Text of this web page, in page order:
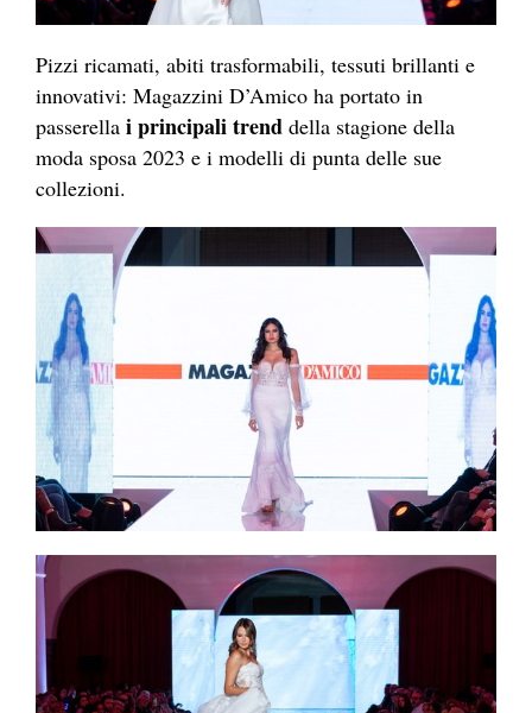
Pizzi ricamati, abiti trasformabili, tessuti brillanti e
innovativi: Magazzini D’Amico ha portato in
passerella i principali trend della stagione della
moda sposa 2023 e i modelli di punta delle sue
collezioni.